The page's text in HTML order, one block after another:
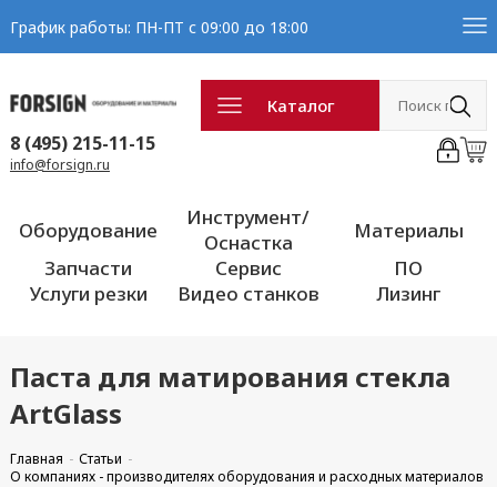
График работы: ПН-ПТ с 09:00 до 18:00
Каталог
8 (495) 215-11-15
info@forsign.ru
Оборудование
Инструмент/
Оснастка
Материалы
Запчасти
Сервис
ПО
Услуги резки
Видео станков Лизинг
Паста для матирования стекла
ArtGlass
Главная
Статьи
О компаниях - производителях оборудования и расходных материалов